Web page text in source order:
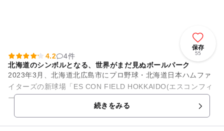
保存
55
4.2
4件
北海道のシンボルとなる、世界がまだ見ぬボールパーク
2023年3月、北海道北広島市にプロ野球・北海道日本ハムファ
イターズの新球場「ES CON FIELD HOKKAIDO(エスコンフィ
ールドHOKKAIDO)」を含めたエンターテイメント空間、北...
続きをみる